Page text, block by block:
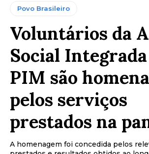
Povo Brasileiro
Voluntários da
Social
PIM são
pelos serviços
prestados na
A homenagem foi concedida pelos